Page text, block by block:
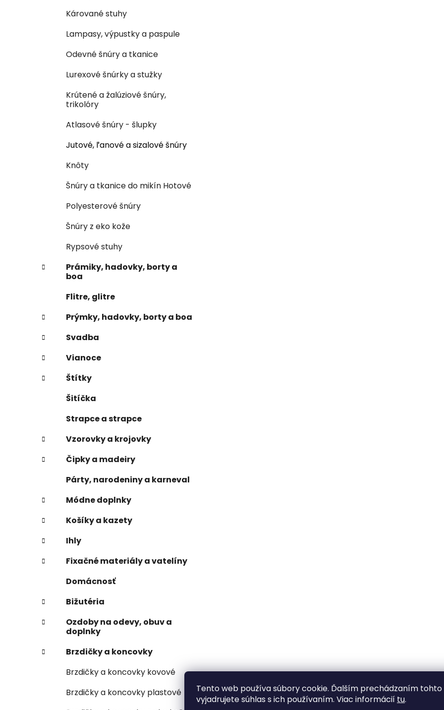
Tento web používa súbory cookie. Ďalším prechádzaním tohto
vyjadrujete súhlas s ich používaním. Viac informácií tu.
Kárované stuhy
Lampasy, výpustky a paspule
Odevné šnúry a tkanice
Lurexové šnúrky a stužky
Krútené a žalúziové šnúry,
trikolóry
Atlasové šnúry - šlupky
Jutové, ľanové a sizalové šnúry
Knôty
Šnúry a tkanice do mikín Hotové
Polyesterové šnúry
Šnúry z eko kože
Rypsové stuhy
Prámiky, hadovky, borty a
boa
Flitre, glitre
Prýmky, hadovky, borty a boa
Svadba
Vianoce
Štítky
Šitíčka
Strapce a strapce
Vzorovky a krojovky
Čipky a madeiry
Párty, narodeniny a karneval
Módne doplnky
Košíky a kazety
Ihly
Fixačné materiály a vatelíny
Domácnosť
Bižutéria
Ozdoby na odevy, obuv a
doplnky
Brzdičky a koncovky
Brzdičky a koncovky kovové
Brzdičky a koncovky plastové